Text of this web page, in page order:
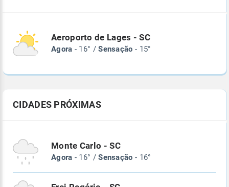
Aeroporto de Lages - SC
Agora - 16° /Sensação - 15°
CIDADES PRÓXIMAS
Monte Carlo - SC
Agora - 16° /Sensação - 16°